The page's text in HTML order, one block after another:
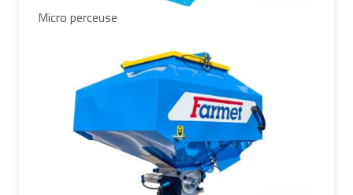
Micro perceuse